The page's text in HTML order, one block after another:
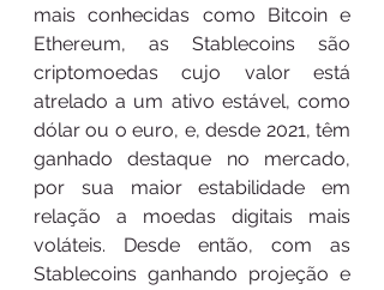
mais conhecidas como Bitcoin e
Ethereum, as Stablecoins são
criptomoedas cujo valor está
atrelado a um ativo estável, como
dólar ou o euro, e, desde 2021, têm
ganhado destaque no mercado,
por sua maior estabilidade em
relação a moedas digitais mais
voláteis. Desde então, com as
Stablecoins ganhando projeção e